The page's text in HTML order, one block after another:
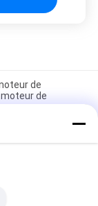
de
de
pour
Pour